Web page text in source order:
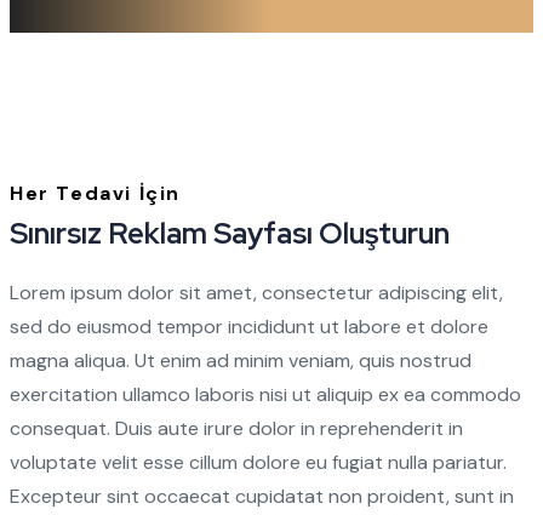
Her Tedavi İçin
Sınırsız Reklam Sayfası Oluşturun
Lorem ipsum dolor sit amet, consectetur adipiscing elit,
sed do eiusmod tempor incididunt ut labore et dolore
magna aliqua. Ut enim ad minim veniam, quis nostrud
exercitation ullamco laboris nisi ut aliquip ex ea commodo
consequat. Duis aute irure dolor in reprehenderit in
voluptate velit esse cillum dolore eu fugiat nulla pariatur.
Excepteur sint occaecat cupidatat non proident, sunt in